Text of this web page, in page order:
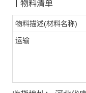
物料清单
物料描述(材料名称)
运输